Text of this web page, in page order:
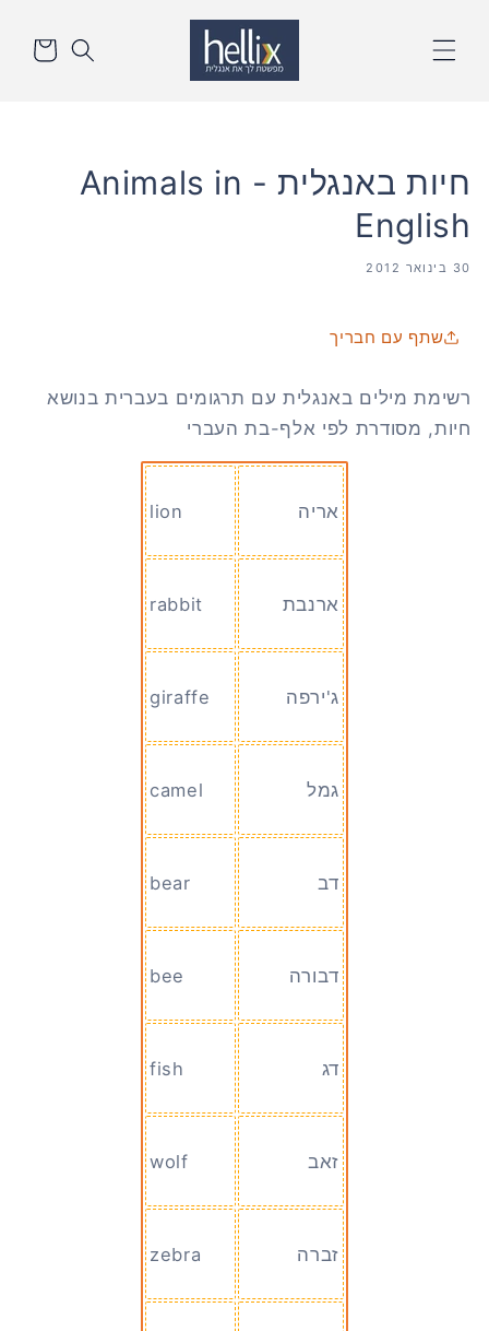
לתוכן
סל
הקניות
חיות באנגלית - Animals in
English
30 בינואר 2012
שתף עם חבריך
רשימת מילים באנגלית עם תרגומים בעברית בנושא
חיות, מסודרת לפי אלף-בת העברי
אריה lion
ארנבת rabbit
ג'ירפה giraffe
גמל camel
דב bear
דבורה bee
דג fish
זאב wolf
זברה zebra